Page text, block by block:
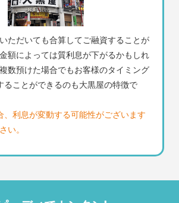
ただいても合算してご融資することが
額によっては質利息が下がるかもしれ
数預けた場合でもお客様のタイミング
ることができるのも大黒屋の特徴で
、利息が変動する可能性がございます
い。